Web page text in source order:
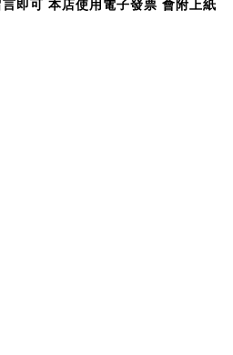
即可 本店使用電子發票 會附上紙